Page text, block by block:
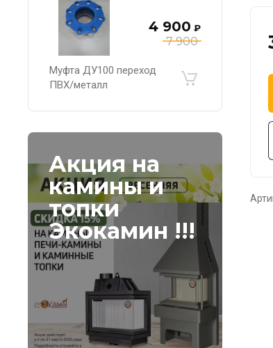
7 900
4 900 ₽
Муфта ДУ100 переход
ПВХ/металл
Акция на
камины и
топки
Экокамин !!!